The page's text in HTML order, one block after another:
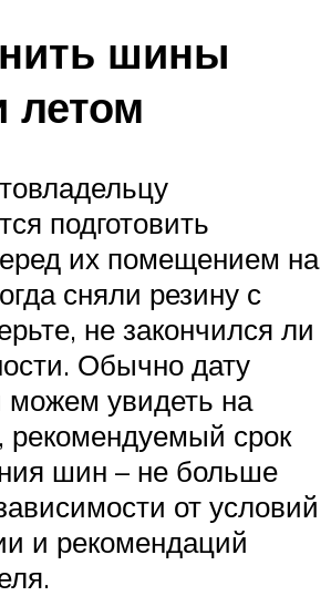
шины
летом
подготовить
их помещением на
сняли резину с
не закончился ли
Обычно дату
увидеть на
рекомендуемый срок
шин – не больше
от условий
и рекомендаций